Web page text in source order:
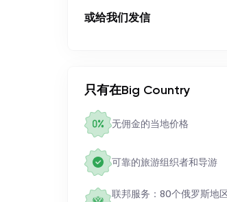
或给我们发信
只有在Big Country
无佣金的当地价格
可靠的旅游组织者和导游
联邦服务：80个俄罗斯地